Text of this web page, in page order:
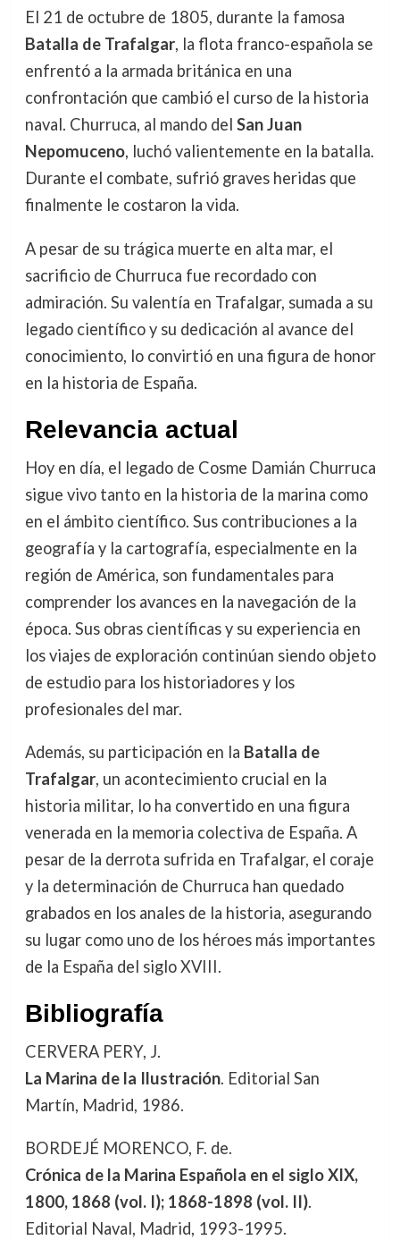
El 21 de octubre de 1805, durante la famosa
Batalla de Trafalgar, la flota franco-española se
enfrentó a la armada británica en una
confrontación que cambió el curso de la historia
naval. Churruca, al mando del San Juan
Nepomuceno, luchó valientemente en la batalla.
Durante el combate, sufrió graves heridas que
finalmente le costaron la vida.
A pesar de su trágica muerte en alta mar, el
sacrificio de Churruca fue recordado con
admiración. Su valentía en Trafalgar, sumada a su
legado científico y su dedicación al avance del
conocimiento, lo convirtió en una figura de honor
en la historia de España.
Relevancia actual
Hoy en día, el legado de Cosme Damián Churruca
sigue vivo tanto en la historia de la marina como
en el ámbito científico. Sus contribuciones a la
geografía y la cartografía, especialmente en la
región de América, son fundamentales para
comprender los avances en la navegación de la
época. Sus obras científicas y su experiencia en
los viajes de exploración continúan siendo objeto
de estudio para los historiadores y los
profesionales del mar.
Además, su participación en la Batalla de
Trafalgar, un acontecimiento crucial en la
historia militar, lo ha convertido en una figura
venerada en la memoria colectiva de España. A
pesar de la derrota sufrida en Trafalgar, el coraje
y la determinación de Churruca han quedado
grabados en los anales de la historia, asegurando
su lugar como uno de los héroes más importantes
de la España del siglo XVIII.
Bibliografía
CERVERA PERY, J.
La Marina de la Ilustración. Editorial San
Martín, Madrid, 1986.
BORDEJÉ MORENCO, F. de.
Crónica de la Marina Española en el siglo XIX,
1800, 1868 (vol. I); 1868-1898 (vol. II).
Editorial Naval, Madrid, 1993-1995.